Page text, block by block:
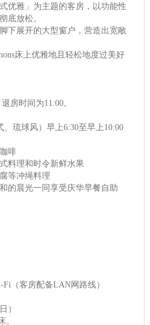
优雅」为主题的客房，以功能性
底放松。
下展开的大型窗户，营造出宽敞
床上优雅地且轻松地度过美好
房时间为11:00。
琉球风）早上6:30至早上10:00
啡
料理和时令新鲜水果
等冲绳料理
的晨光一同享受庆华早餐自助
Fi（客房配备LAN网路线）
）
。